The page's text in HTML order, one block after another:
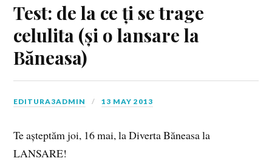
Test: de la ce ți se trage
celulita (și o lansare la
Băneasa)
EDITURA3ADMIN 13 MAY 2013
Te așteptăm joi, 16 mai, la Diverta Băneasa la
LANSARE!